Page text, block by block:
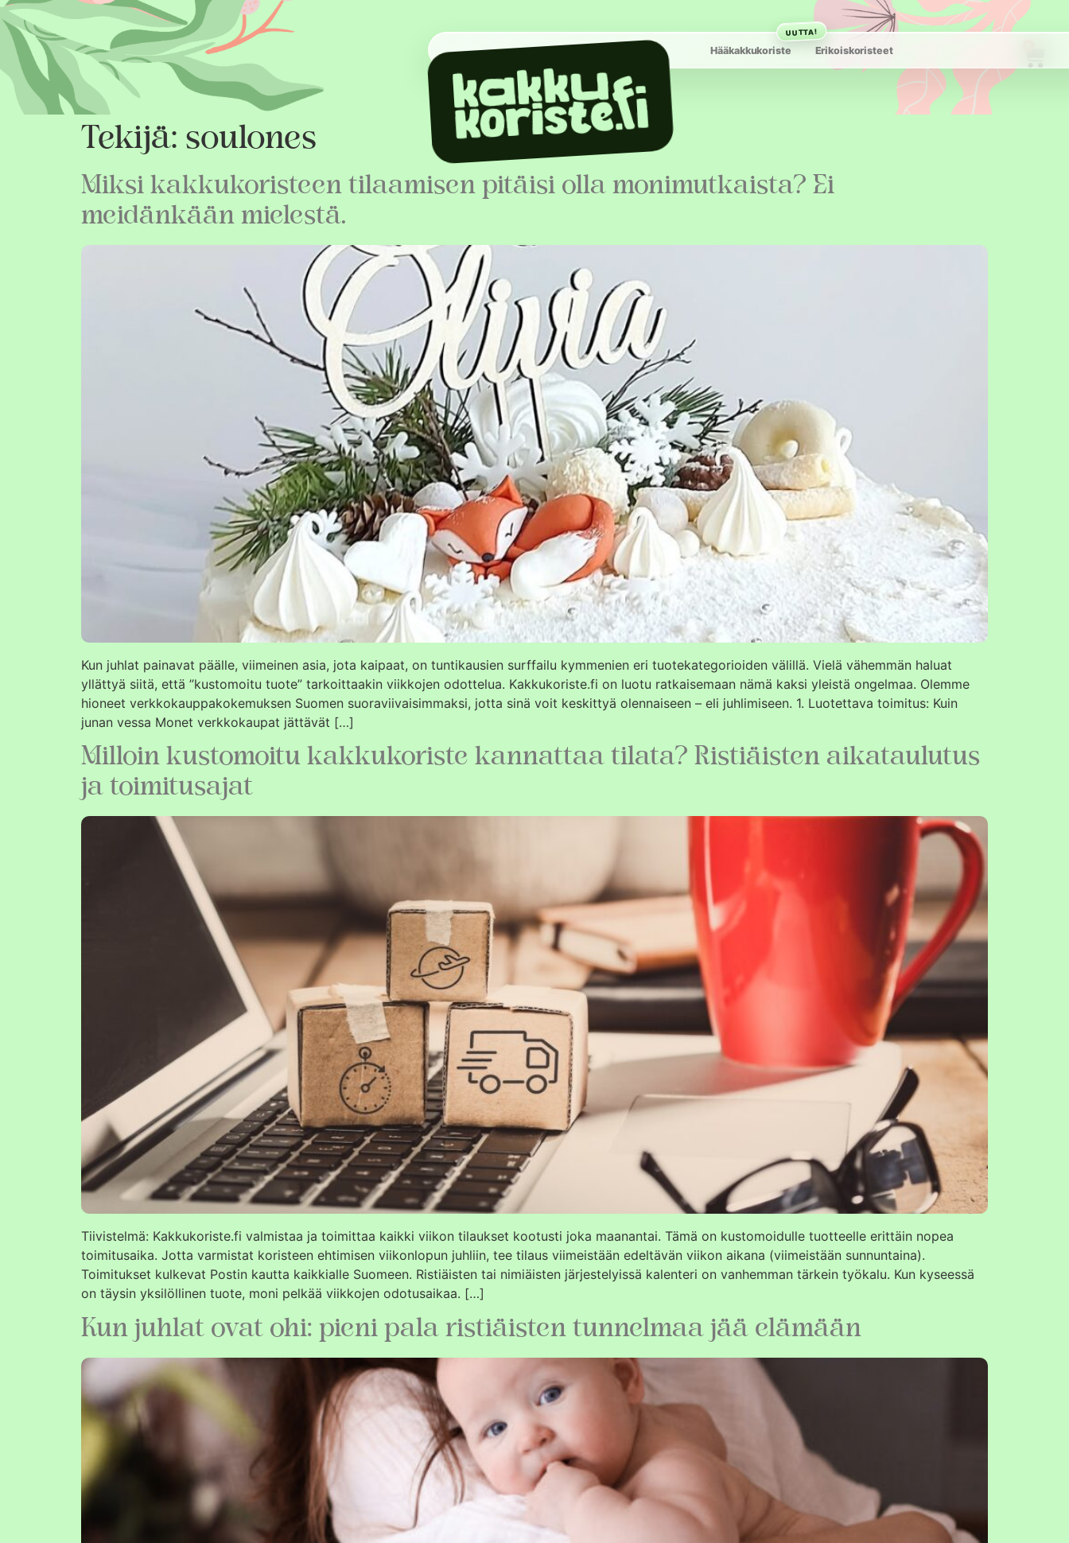
UUTTA!
Hääkakkukoriste Erikoiskoristeet
Tekijä: soulones
Miksi kakkukoristeen tilaamisen pitäisi olla monimutkaista? Ei
meidänkään mielestä.
Kun juhlat painavat päälle, viimeinen asia, jota kaipaat, on tuntikausien surffailu kymmenien eri tuotekategorioiden välillä. Vielä vähemmän haluat
yllättyä siitä, että ”kustomoitu tuote” tarkoittaakin viikkojen odottelua. Kakkukoriste.fi on luotu ratkaisemaan nämä kaksi yleistä ongelmaa. Olemme
hioneet verkkokauppakokemuksen Suomen suoraviivaisimmaksi, jotta sinä voit keskittyä olennaiseen – eli juhlimiseen. 1. Luotettava toimitus: Kuin
junan vessa Monet verkkokaupat jättävät […]
Milloin kustomoitu kakkukoriste kannattaa tilata? Ristiäisten aikataulutus
ja toimitusajat
Tiivistelmä: Kakkukoriste.fi valmistaa ja toimittaa kaikki viikon tilaukset kootusti joka maanantai. Tämä on kustomoidulle tuotteelle erittäin nopea
toimitusaika. Jotta varmistat koristeen ehtimisen viikonlopun juhliin, tee tilaus viimeistään edeltävän viikon aikana (viimeistään sunnuntaina).
Toimitukset kulkevat Postin kautta kaikkialle Suomeen. Ristiäisten tai nimiäisten järjestelyissä kalenteri on vanhemman tärkein työkalu. Kun kyseessä
on täysin yksilöllinen tuote, moni pelkää viikkojen odotusaikaa. […]
Kun juhlat ovat ohi: pieni pala ristiäisten tunnelmaa jää elämään